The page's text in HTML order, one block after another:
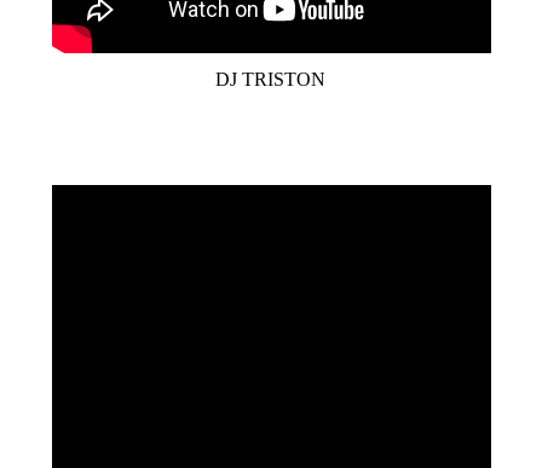
DJ TRISTON